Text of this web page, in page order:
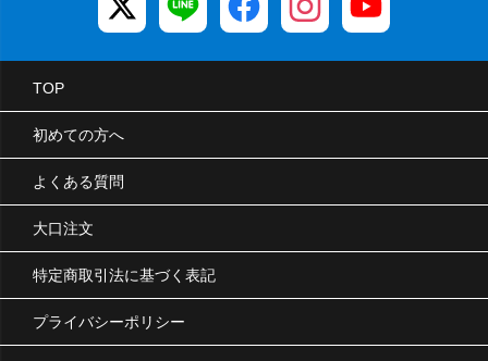
TOP
初めての方へ
よくある質問
大口注文
特定商取引法に基づく表記
プライバシーポリシー